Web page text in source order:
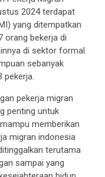
2024 terdapat
yang ditempatkan
orang bekerja di
di sektor formal.
sebanyak
pekerja.
pekerja migran
penting untuk
memberikan
migran indonesia
terutama
sampai yang